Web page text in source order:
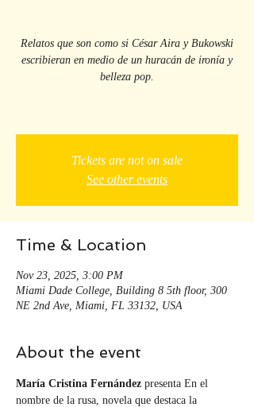
Relatos que son como si César Aira y Bukowski
escribieran en medio de un huracán de ironía y
belleza pop.
Tickets are not on sale
See other events
Time & Location
Nov 23, 2025, 3:00 PM
Miami Dade College, Building 8 5th floor, 300
NE 2nd Ave, Miami, FL 33132, USA
About the event
María Cristina Fernández presenta En el
nombre de la rusa, novela que destaca la